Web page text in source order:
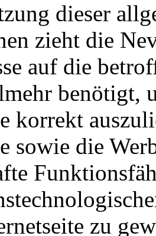
dieser
zieht die
auf die
benötigt,
korrekt
sowie die
zu